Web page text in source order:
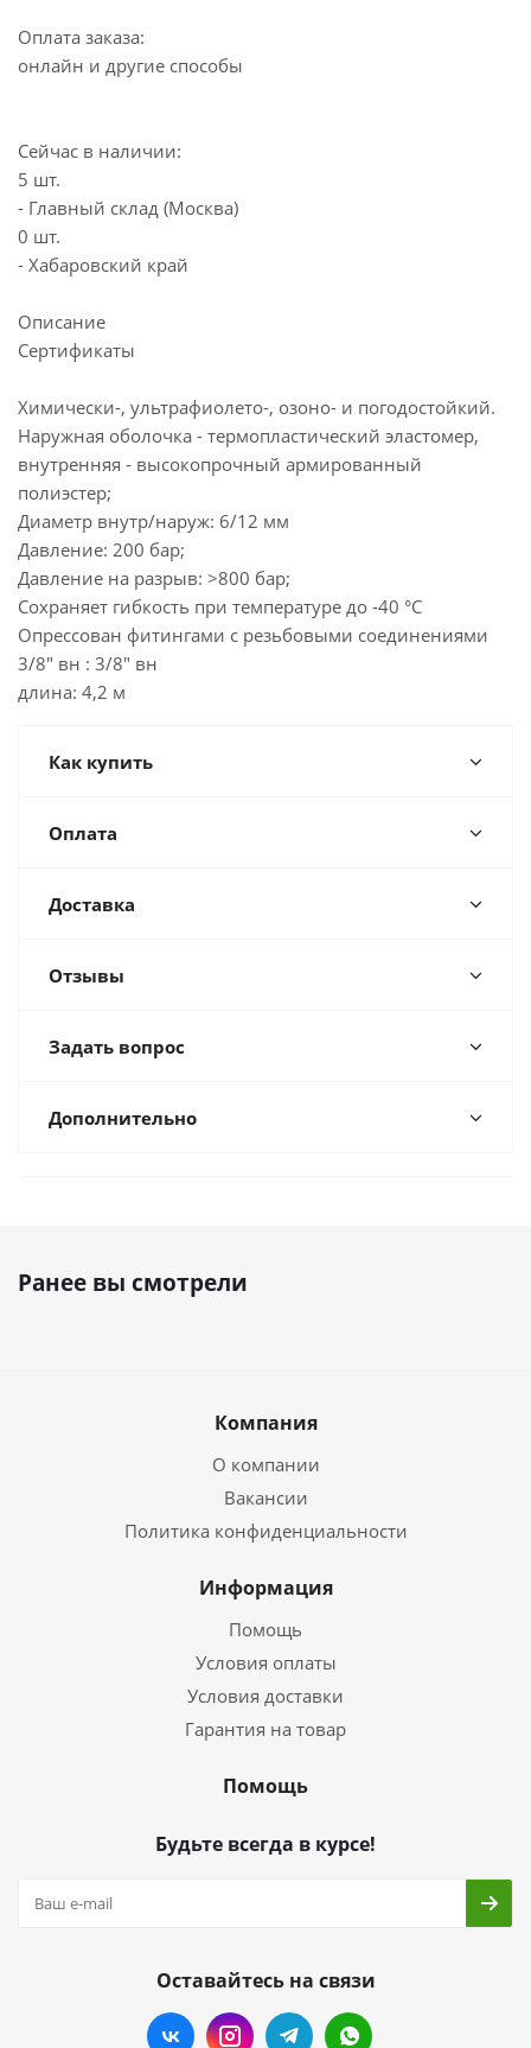
Оплата заказа:
онлайн и другие способы
Сейчас в наличии:
5 шт.
- Главный склад (Москва)
0 шт.
- Хабаровский край
Описание
Сертификаты
Химически-, ультрафиолето-, озоно- и погодостойкий.
Наружная оболочка - термопластический эластомер,
внутренняя - высокопрочный армированный
полиэстер;
Диаметр внутр/наруж: 6/12 мм
Давление: 200 бар;
Давление на разрыв: >800 бар;
Сохраняет гибкость при температуре до -40 °C
Опрессован фитингами с резьбовыми соединениями
3/8" вн : 3/8" вн
длина: 4,2 м
Как купить
Оплата
Доставка
Отзывы
Задать вопрос
Дополнительно
Ранее вы смотрели
Компания
О компании
Вакансии
Политика конфиденциальности
Информация
Помощь
Условия оплаты
Условия доставки
Гарантия на товар
Помощь
Будьте всегда в курсе!
Оставайтесь на связи